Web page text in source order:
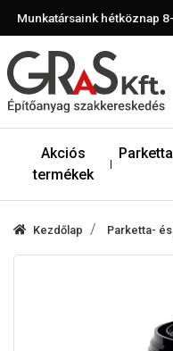
Munkatársaink hétköznap
Akciós
termékek
Kezdőlap Parketta-